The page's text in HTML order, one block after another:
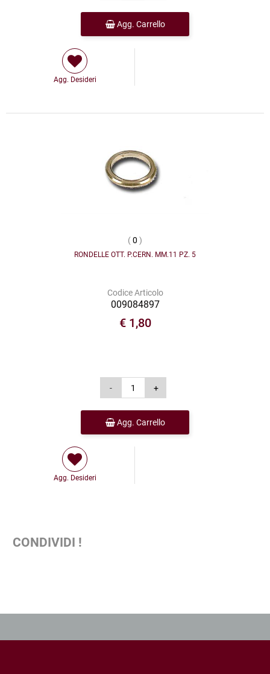
Agg. Carrello
Agg. Desideri
(0 )
RONDELLE OTT. P.CERN. MM.11 PZ. 5
Codice Articolo
009084897
€ 1,80
Agg. Carrello
Agg. Desideri
CONDIVIDI !